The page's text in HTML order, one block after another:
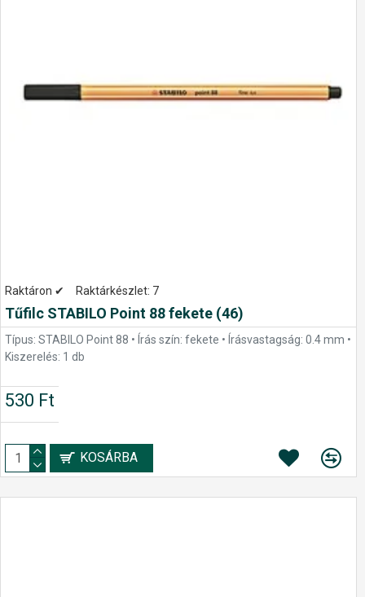
Raktáron ✔ Raktárkészlet: 7
Tűfilc STABILO Point 88 fekete (46)
Típus: STABILO Point 88 • Írás szín: fekete • Írásvastagság: 0.4 mm •
Kiszerelés: 1 db
530 Ft
KOSÁRBA